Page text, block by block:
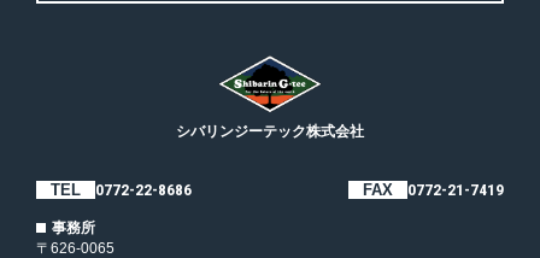
シバリンジーテック株式会社
TEL 0772-22-8686 FAX 0772-21-7419
事務所
〒626-0065